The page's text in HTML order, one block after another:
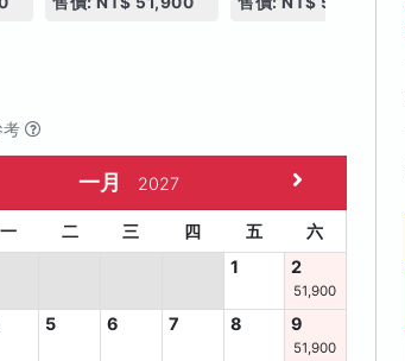
考
一月 2027
一 二 三 四 五
六
1
2
51,900
5 6 7 8 9
51,900